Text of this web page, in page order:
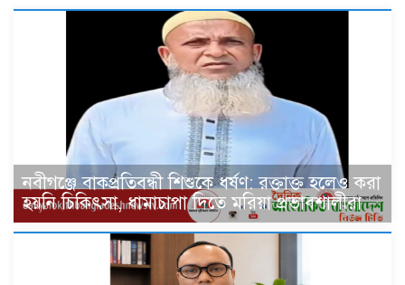
নবীগঞ্জে বাকপ্রতিবন্ধী শিশুকে ধর্ষণ: রক্তাক্ত হলেও করা
হয়নি চিকিৎসা, ধামাচাপা দিতে মরিয়া প্রভাবশালীরা